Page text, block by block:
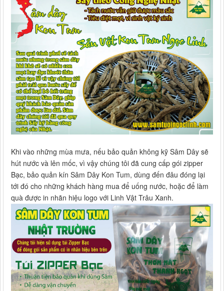
Khi vào những mùa mưa, nếu bảo quản không kỹ Sâm Dây sẽ
hút nước và lên mốc, vì vậy chúng tôi đã cung cấp gói zipper
Bạc, bảo quản kín Sâm Dây Kon Tum, dùng đến đâu đóng lại
tới đó cho những khách hàng mua để uống nước, hoặc để làm
quà được in nhãn hiệu logo với Linh Vật Trâu Xanh.